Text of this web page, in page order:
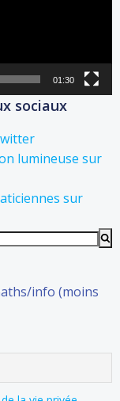
01:30
sociaux
lumineuse sur
sur
info (moins